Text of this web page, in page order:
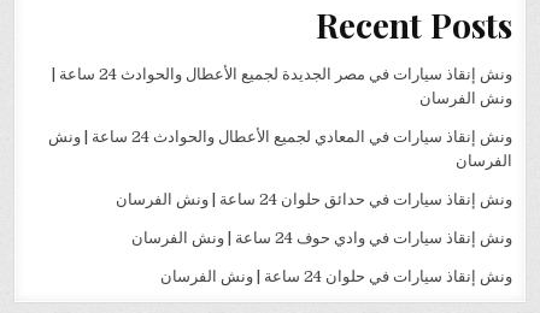
Recent Posts
ونش إنقاذ سيارات في مصر الجديدة لجميع الأعطال والحوادث 24 ساعة |
ونش الفرسان
ونش إنقاذ سيارات في المعادي لجميع الأعطال والحوادث 24 ساعة | ونش
الفرسان
ونش إنقاذ سيارات في حدائق حلوان 24 ساعة | ونش الفرسان
ونش إنقاذ سيارات في وادي حوف 24 ساعة | ونش الفرسان
ونش إنقاذ سيارات في حلوان 24 ساعة | ونش الفرسان